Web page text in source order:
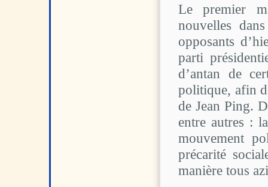
Le premier
nouvelles
opposants
parti
d’antan de
politique, afin
de Jean Ping.
entre autres :
mouvement
précarité
manière tous